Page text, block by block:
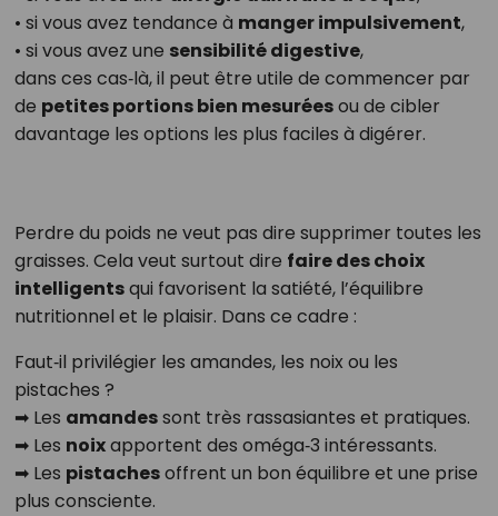
• si vous avez tendance à manger impulsivement,
• si vous avez une sensibilité digestive,
dans ces cas‑là, il peut être utile de commencer par
de petites portions bien mesuréesou de cibler
davantage les options les plus faciles à digérer.
Perdre du poids ne veut pas dire supprimer toutes les
graisses. Cela veut surtout dire faire des choix
intelligentsqui favorisent la satiété, l’équilibre
nutritionnel et le plaisir. Dans ce cadre :
Faut‑il privilégier les amandes, les noix ou les
pistaches ?
➡ Les amandessont très rassasiantes et pratiques.
➡ Les noixapportent des oméga‑3 intéressants.
➡ Les pistachesoffrent un bon équilibre et une prise
plus consciente.